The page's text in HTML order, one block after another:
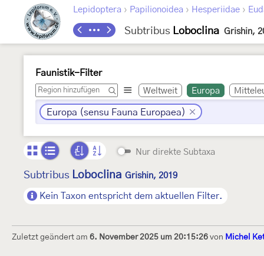
Lepidoptera › Papilionoidea › Hesperiidae ›
Subtribus Loboclina Grishin,
Faunistik-Filter
Weltweit Europa
Europa (sensu Fauna Europaea)
Nur direkte Subtaxa
Subtribus Loboclina Grishin, 2019
Kein Taxon entspricht dem aktuellen Filter.
Zuletzt geändert am 6. November 2025 um 20:15:26 von Michel